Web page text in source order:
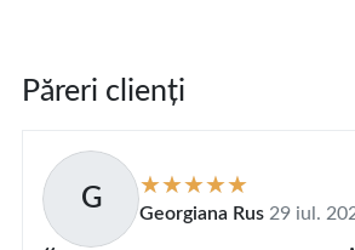
Păreri clienți
G Georgiana Rus 29 iul.